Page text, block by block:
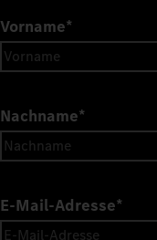
Vorname*
Nachname*
E-Mail-Adresse*